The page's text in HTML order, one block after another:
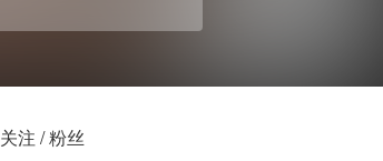
关注 / 粉丝